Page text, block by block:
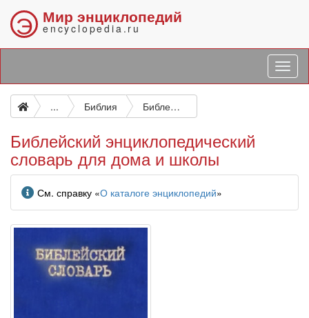
Э Мир энциклопедий
encyclopedia.ru
... Библия Библейский энциклопедический словарь для дома и школы
Библейский энциклопедический
словарь для дома и школы
Информация
См. справку «О каталоге энциклопедий»